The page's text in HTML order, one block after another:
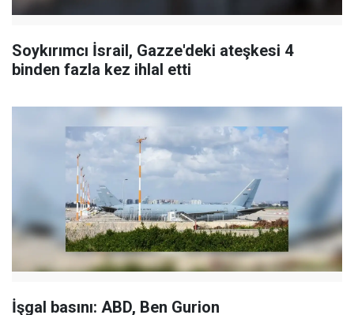
Soykırımcı İsrail, Gazze'deki ateşkesi 4
binden fazla kez ihlal etti
İşgal basını: ABD, Ben Gurion